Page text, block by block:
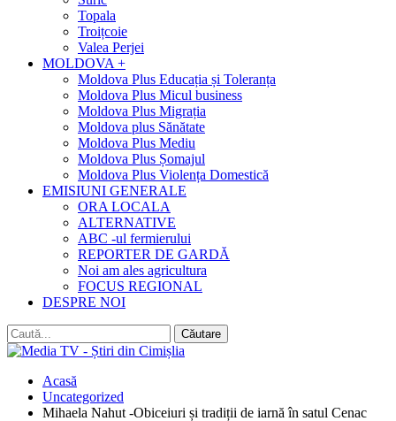
Topala
Troițcoie
Valea Perjei
MOLDOVA +
Moldova Plus Educația și Toleranța
Moldova Plus Micul business
Moldova Plus Migrația
Moldova plus Sănătate
Moldova Plus Mediu
Moldova Plus Șomajul
Moldova Plus Violența Domestică
EMISIUNI GENERALE
ORA LOCALA
ALTERNATIVE
ABC -ul fermierului
REPORTER DE GARDĂ
Noi am ales agricultura
FOCUS REGIONAL
DESPRE NOI
Acasă
Uncategorized
Mihaela Nahut -Obiceiuri și tradiții de iarnă în satul Cenac